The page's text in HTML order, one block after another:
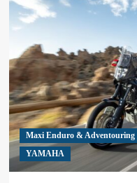
Maxi Enduro & Adventouring
YAMAHA